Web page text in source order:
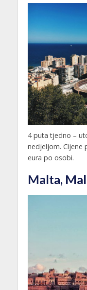
4 puta tjedno –
nedjeljom. Cijene
eura po osobi.
Malta,